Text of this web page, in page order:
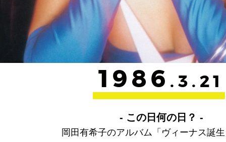
1986 .3.21
- この日何の日？ -
岡田有希子のアルバム「ヴィーナス誕